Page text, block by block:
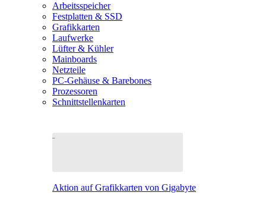
Arbeitsspeicher
Festplatten & SSD
Grafikkarten
Laufwerke
Lüfter & Kühler
Mainboards
Netzteile
PC-Gehäuse & Barebones
Prozessoren
Schnittstellenkarten
Aktion auf Grafikkarten von Gigabyte